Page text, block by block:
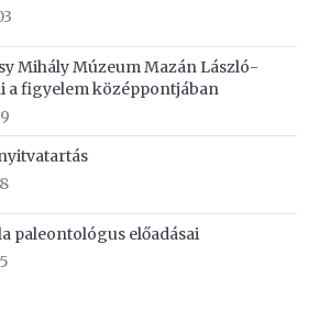
Mihály Múzeum Mazán László-
a figyelem középpontjában
paleontológus előadásai